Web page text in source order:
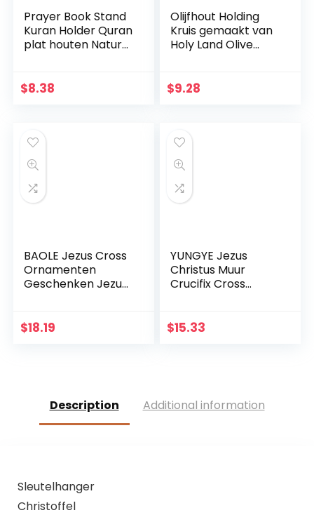
Prayer Book Stand
Kuran Holder Quran
plat houten Natural
Supplies
$8.38
Olijfhout Holding
Kruis gemaakt van
Holy Land Olive
$9.28
BAOLE Jezus Cross
Ornamenten
Geschenken Jezus
Church Decoraties,
$18.19
YUNGYE Jezus
Christus Muur
Crucifix Cross
Jezus Christus Op
$15.33
Description Additional information
Sleutelhanger
Christoffel